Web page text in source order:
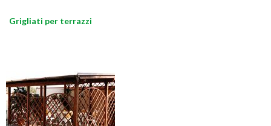
Grigliati per terrazzi